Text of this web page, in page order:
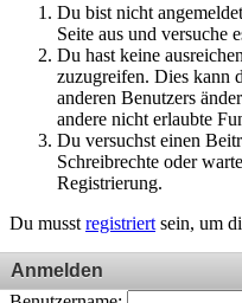
Du bist nicht
Seite aus und versuche
Du hast keine
zuzugreifen. Dies kann
anderen Benutzers
andere nicht erlaubte
Du versuchst einen
Schreibrechte oder
Registrierung.
Du musst registriert sein, um
Anmelden